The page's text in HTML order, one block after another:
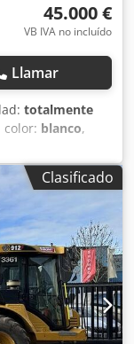
45.000 €
VB IVA no incluído
Llamar
totalmente
color: blanco,
,
Dedpfxjylw Nxj
Clasificado